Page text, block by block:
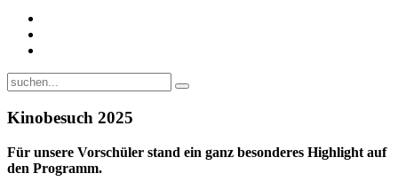
Kinobesuch 2025
Für unsere Vorschüler stand ein ganz besonderes Highlight auf
den Programm.